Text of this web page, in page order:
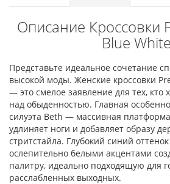
Описание Кроссовки
Blue White
Представьте идеальное сочетание
высокой моды. Женские кроссовки
— это смелое заявление для тех, кто
над обыденностью. Главная
силуэта Beth — массивная
удлиняет ноги и добавляет образу
стритстайла. Глубокий синий
ослепительно белыми акцентами
палитру, идеально подходящую для
расслабленных выходных.